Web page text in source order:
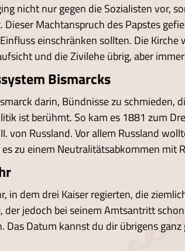
nicht nur gegen die Sozialisten vor,
Machtanspruch des Papstes
einschränken sollten. Die
und die Zivilehe übrig, aber
Bismarcks
darin, Bündnisse zu schmieden,
ist berühmt. So kam es 1881 zum
von Russland. Vor allem Russland
zu einem Neutralitätsabkommen mit
in dem drei Kaiser regierten, die
der jedoch bei seinem Amtsantritt
Das Datum kannst du dir übrigens